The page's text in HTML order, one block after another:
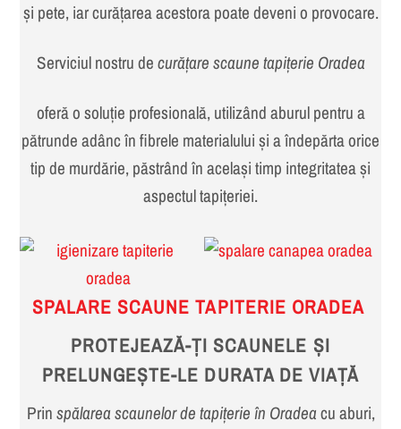
și pete, iar curățarea acestora poate deveni o provocare.
Serviciul nostru decurățare scaune tapițerie Oradea
oferă o soluție profesională, utilizând aburul pentru a
pătrunde adânc în fibrele materialului și a îndepărta orice
tip de murdărie, păstrând în același timp integritatea și
aspectul tapițeriei.
SPALARE SCAUNE TAPITERIE ORADEA
PROTEJEAZĂ-ȚI SCAUNELE ȘI
PRELUNGEȘTE-LE DURATA DE VIAȚĂ
Prinspălarea scaunelor de tapițerie în Oradeacu aburi,